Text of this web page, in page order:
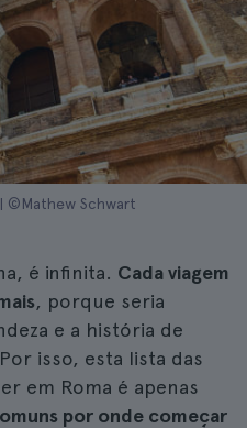
©Mathew Schwart
é infinita. Cada viagem
, porque seria
e a história de
isso, esta lista das
em Roma é apenas
por onde começar